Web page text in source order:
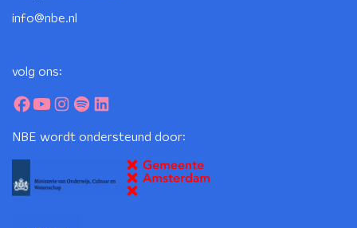
info@nbe.nl
volg ons:
NBE wordt ondersteund door: